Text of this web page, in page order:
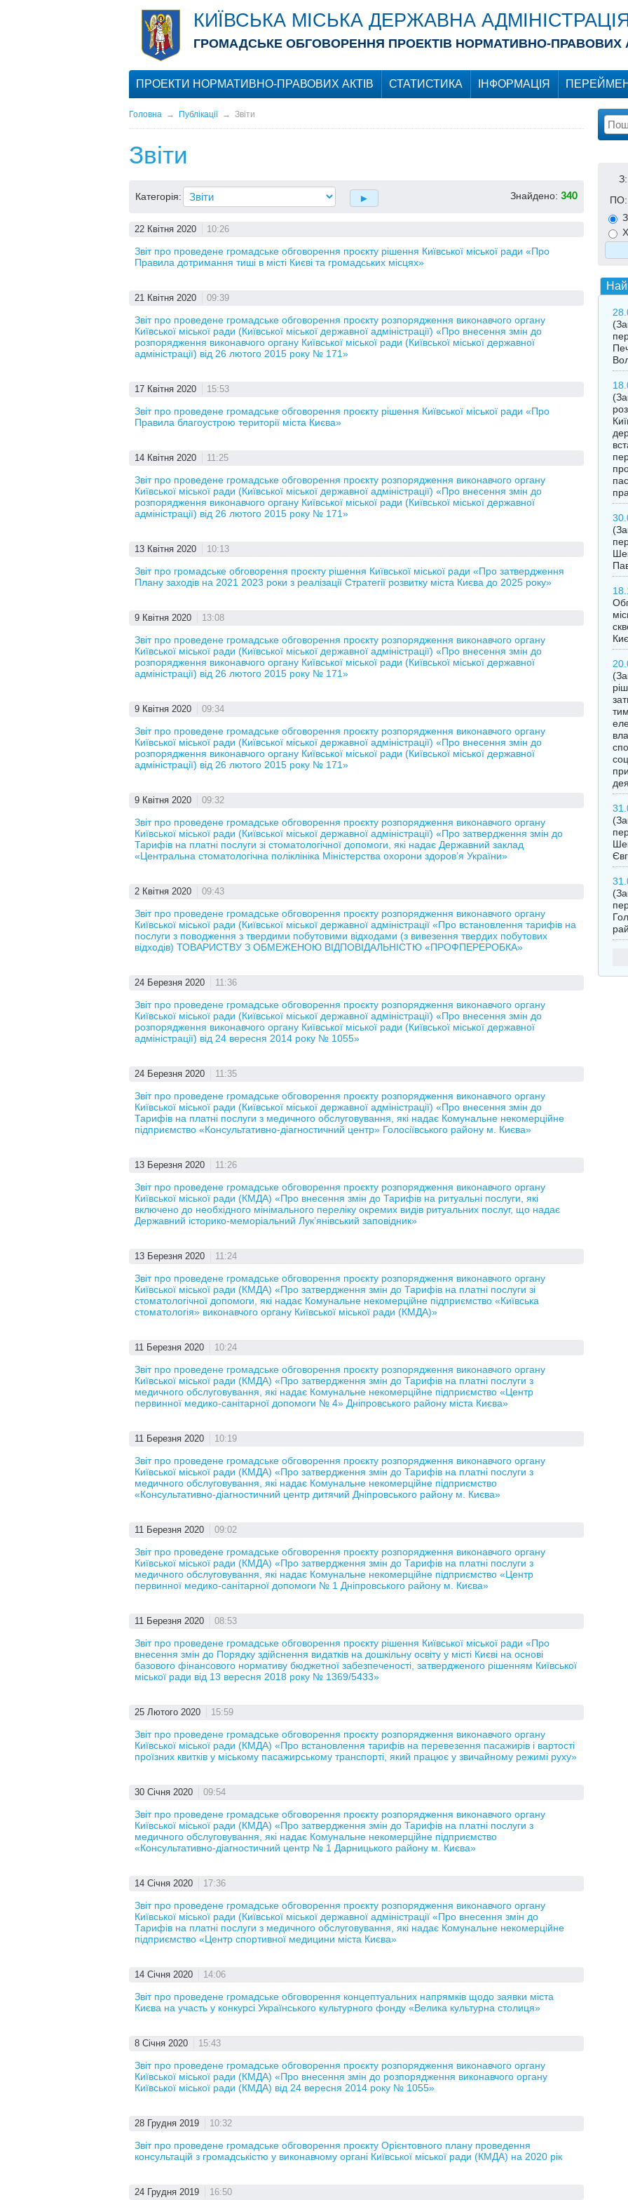
КИЇВСЬКА МІСЬКА ДЕРЖАВНА
ГРОМАДСЬКЕ ОБГОВОРЕННЯ ПРОЕКТІВ НОРМАТИВНО-ПРАВОВИХ
ПРОЕКТИ НОРМАТИВНО-ПРАВОВИХ АКТІВ СТАТИСТИКА ІНФОРМАЦІЯ
Головна→ Публікації→ Звіти
Звіти
Категорія: Знайдено: 340
22 Квітня 2020 10:26
Звіт про проведене громадське обговорення проєкту рішення Київської міської ради «Про
Правила дотримання тиші в місті Києві та громадських місцях»
21 Квітня 2020 09:39
Звіт про проведене громадське обговорення проєкту розпорядження виконавчого органу
Київської міської ради (Київської міської державної адміністрації) «Про внесення змін до
розпорядження виконавчого органу Київської міської ради (Київської міської державної
адміністрації) від 26 лютого 2015 року № 171»
17 Квітня 2020 15:53
Звіт про проведене громадське обговорення проєкту рішення Київської міської ради «Про
Правила благоустрою території міста Києва»
14 Квітня 2020 11:25
Звіт про проведене громадське обговорення проєкту розпорядження виконавчого органу
Київської міської ради (Київської міської державної адміністрації) «Про внесення змін до
розпорядження виконавчого органу Київської міської ради (Київської міської державної
адміністрації) від 26 лютого 2015 року № 171»
13 Квітня 2020 10:13
Звіт про громадське обговорення проєкту рішення Київської міської ради «Про затвердження
Плану заходів на 2021 2023 роки з реалізації Стратегії розвитку міста Києва до 2025 року»
9 Квітня 2020 13:08
Звіт про проведене громадське обговорення проєкту розпорядження виконавчого органу
Київської міської ради (Київської міської державної адміністрації) «Про внесення змін до
розпорядження виконавчого органу Київської міської ради (Київської міської державної
адміністрації) від 26 лютого 2015 року № 171»
9 Квітня 2020 09:34
Звіт про проведене громадське обговорення проєкту розпорядження виконавчого органу
Київської міської ради (Київської міської державної адміністрації) «Про внесення змін до
розпорядження виконавчого органу Київської міської ради (Київської міської державної
адміністрації) від 26 лютого 2015 року № 171»
9 Квітня 2020 09:32
Звіт про проведене громадське обговорення проєкту розпорядження виконавчого органу
Київської міської ради (Київської міської державної адміністрації) «Про затвердження змін до
Тарифів на платні послуги зі стоматологічної допомоги, які надає Державний заклад
«Центральна стоматологічна поліклініка Міністерства охорони здоров’я України»
2 Квітня 2020 09:43
Звіт про проведене громадське обговорення проєкту розпорядження виконавчого органу
Київської міської ради (Київської міської державної адміністрації «Про встановлення тарифів на
послуги з поводження з твердими побутовими відходами (з вивезення твердих побутових
відходів) ТОВАРИСТВУ З ОБМЕЖЕНОЮ ВІДПОВІДАЛЬНІСТЮ «ПРОФПЕРЕРОБКА»
24 Березня 2020 11:36
Звіт про проведене громадське обговорення проєкту розпорядження виконавчого органу
Київської міської ради (Київської міської державної адміністрації) «Про внесення змін до
розпорядження виконавчого органу Київської міської ради (Київської міської державної
адміністрації) від 24 вересня 2014 року № 1055»
24 Березня 2020 11:35
Звіт про проведене громадське обговорення проєкту розпорядження виконавчого органу
Київської міської ради (Київської міської державної адміністрації) «Про внесення змін до
Тарифів на платні послуги з медичного обслуговування, які надає Комунальне некомерційне
підприємство «Консультативно-діагностичний центр» Голосіївського району м. Києва»
13 Березня 2020 11:26
Звіт про проведене громадське обговорення проєкту розпорядження виконавчого органу
Київської міської ради (КМДА) «Про внесення змін до Тарифів на ритуальні послуги, які
включено до необхідного мінімального переліку окремих видів ритуальних послуг, що надає
Державний історико-меморіальний Лук’янівський заповідник»
13 Березня 2020 11:24
Звіт про проведене громадське обговорення проєкту розпорядження виконавчого органу
Київської міської ради (КМДА) «Про затвердження змін до Тарифів на платні послуги зі
стоматологічної допомоги, які надає Комунальне некомерційне підприємство «Київська
стоматологія» виконавчого органу Київської міської ради (КМДА)»
11 Березня 2020 10:24
Звіт про проведене громадське обговорення проєкту розпорядження виконавчого органу
Київської міської ради (КМДА) «Про затвердження змін до Тарифів на платні послуги з
медичного обслуговування, які надає Комунальне некомерційне підприємство «Центр
первинної медико-санітарної допомоги № 4» Дніпровського району міста Києва»
11 Березня 2020 10:19
Звіт про проведене громадське обговорення проєкту розпорядження виконавчого органу
Київської міської ради (КМДА) «Про затвердження змін до Тарифів на платні послуги з
медичного обслуговування, які надає Комунальне некомерційне підприємство
«Консультативно-діагностичний центр дитячий Дніпровського району м. Києва»
11 Березня 2020 09:02
Звіт про проведене громадське обговорення проєкту розпорядження виконавчого органу
Київської міської ради (КМДА) «Про затвердження змін до Тарифів на платні послуги з
медичного обслуговування, які надає Комунальне некомерційне підприємство «Центр
первинної медико-санітарної допомоги № 1 Дніпровського району м. Києва»
11 Березня 2020 08:53
Звіт про проведене громадське обговорення проєкту рішення Київської міської ради «Про
внесення змін до Порядку здійснення видатків на дошкільну освіту у місті Києві на основі
базового фінансового нормативу бюджетної забезпеченості, затвердженого рішенням Київської
міської ради від 13 вересня 2018 року № 1369/5433»
25 Лютого 2020 15:59
Звіт про проведене громадське обговорення проєкту розпорядження виконавчого органу
Київської міської ради (КМДА) «Про встановлення тарифів на перевезення пасажирів і вартості
проїзних квитків у міському пасажирському транспорті, який працює у звичайному режимі руху»
30 Січня 2020 09:54
Звіт про проведене громадське обговорення проєкту розпорядження виконавчого органу
Київської міської ради (КМДА) «Про затвердження змін до Тарифів на платні послуги з
медичного обслуговування, які надає Комунальне некомерційне підприємство
«Консультативно-діагностичний центр № 1 Дарницького району м. Києва»
14 Січня 2020 17:36
Звіт про проведене громадське обговорення проєкту розпорядження виконавчого органу
Київської міської ради (Київської міської державної адміністрації «Про внесення змін до
Тарифів на платні послуги з медичного обслуговування, які надає Комунальне некомерційне
підприємство «Центр спортивної медицини міста Києва»
14 Січня 2020 14:06
Звіт про проведене громадське обговорення концептуальних напрямків щодо заявки міста
Києва на участь у конкурсі Українського культурного фонду «Велика культурна столиця»
8 Січня 2020 15:43
Звіт про проведене громадське обговорення проєкту розпорядження виконавчого органу
Київської міської ради (КМДА) «Про внесення змін до розпорядження виконавчого органу
Київської міської ради (КМДА) від 24 вересня 2014 року № 1055»
28 Грудня 2019 10:32
Звіт про проведене громадське обговорення проєкту Орієнтовного плану проведення
консультацій з громадськістю у виконавчому органі Київської міської ради (КМДА) на 2020 рік
24 Грудня 2019 16:50
З:
ПО: